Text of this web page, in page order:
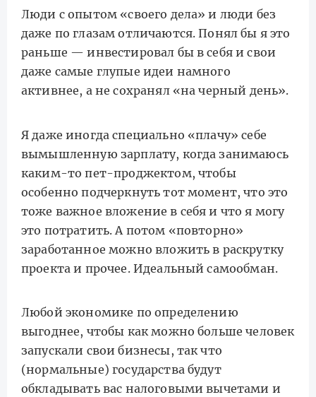
Люди с опытом «своего дела» и люди без
даже по глазам отличаются. Понял бы я это
раньше — инвестировал бы в себя и свои
даже самые глупые идеи намного
активнее, а не сохранял «на черный день».
Я даже иногда специально «плачу» себе
вымышленную зарплату, когда занимаюсь
каким-то пет-проджектом, чтобы
особенно подчеркнуть тот момент, что это
тоже важное вложение в себя и что я могу
это потратить. А потом «повторно»
заработанное можно вложить в раскрутку
проекта и прочее. Идеальный самообман.
Любой экономике по определению
выгоднее, чтобы как можно больше человек
запускали свои бизнесы, так что
(нормальные) государства будут
обкладывать вас налоговыми вычетами и